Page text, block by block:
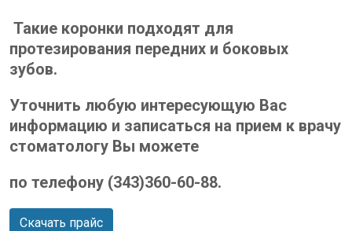
Такие коронки подходят для
протезирования передних и боковых
зубов.
Уточнить любую интересующую Вас
информацию и записаться на прием к врачу
стоматологу Вы можете
по телефону (343)360-60-88.
Скачать прайс